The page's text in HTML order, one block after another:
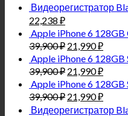
Видеорегистратор
22,238 ₽
Apple iPhone 6
39,900₽ 21,990₽
Apple iPhone 6
39,900₽ 21,990₽
Apple iPhone 6
39,900₽ 21,990₽
Видеорегистратор